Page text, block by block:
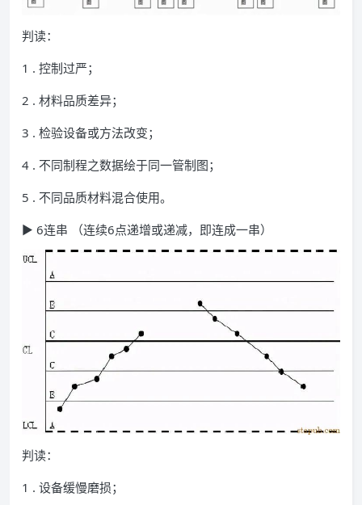
判读：
1 . 控制过严；
2 . 材料品质差异；
3 . 检验设备或方法改变；
4 . 不同制程之数据绘于同一管制图；
5 . 不同品质材料混合使用。
▶ 6连串 （连续6点递增或递减，即连成一串）
判读：
1 . 设备缓慢磨损；